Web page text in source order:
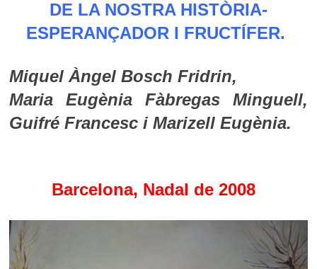
DE LA NOSTRA HISTÒRIA-
ESPERANÇADOR I FRUCTÍFER.
Miquel Àngel Bosch Fridrin,
Maria Eugènia Fàbregas Minguell,
Guifré Francesc i Marizell Eugènia.
Barcelona, Nadal de 2008